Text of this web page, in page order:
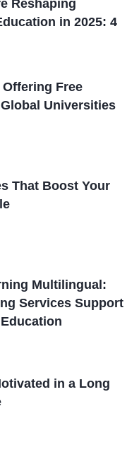
Reshaping
in 2025: 4
Free
Universities
That Boost Your
Multilingual:
Services Support
in a Long